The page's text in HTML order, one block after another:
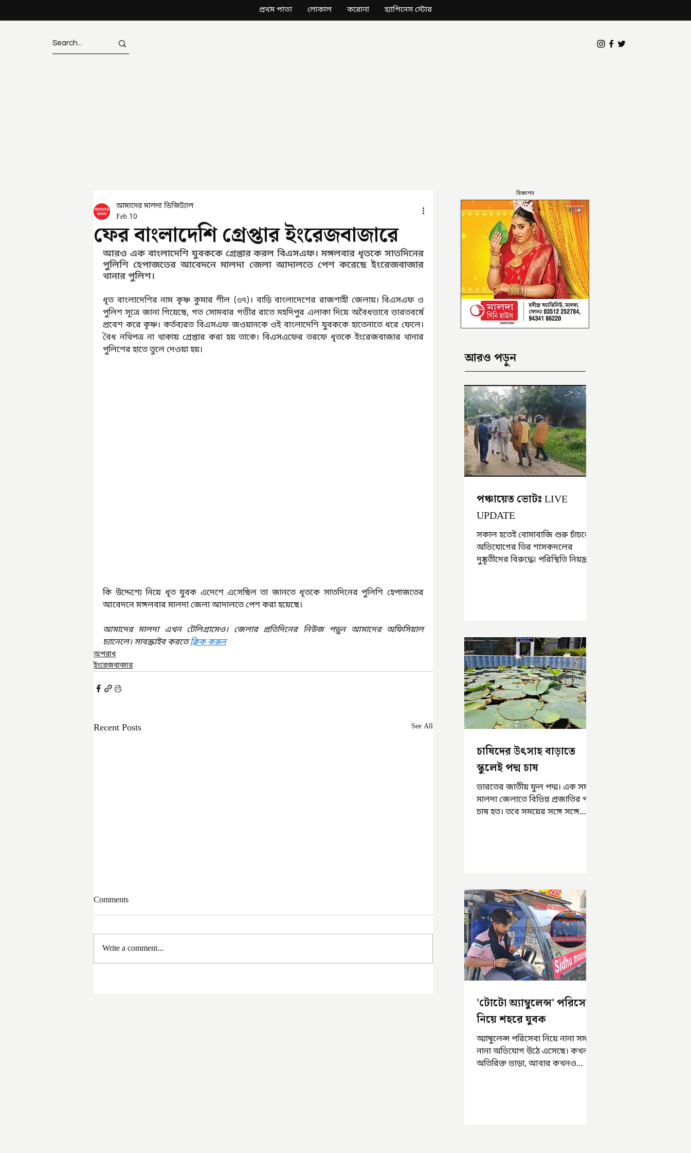
প্রথম পাতা লোকাল করোনা হ্যাপিনেস স্টোর
ফের বাংলাদেশি গ্রেপ্তার ইংরেজবাজারে
আমাদের মালদা ডিজিট্যাল
Feb 10
আরও এক বাংলাদেশি যুবককে গ্রেপ্তার করল বিএসএফ। মঙ্গলবার ধৃতকে সাতদিনের
পুলিশি হেপাজতের আবেদনে মালদা জেলা আদালতে পেশ করেছে ইংরেজবাজার
থানার পুলিশ।
ধৃত বাংলাদেশির নাম কৃষ্ণ কুমার শীল (৩৭)। বাড়ি বাংলাদেশের রাজশাহী জেলায়। বিএসএফ ও
পুলিশ সূত্রে জানা গিয়েছে, গত সোমবার গভীর রাতে মহদিপুর এলাকা দিয়ে অবৈধভাবে ভারতবর্ষে
প্রবেশ করে কৃষ্ণ। কর্তব্যরত বিএসএফ জওয়ানকে ওই বাংলাদেশি যুবককে হাতেনাতে ধরে ফেলে।
বৈধ নথিপত্র না থাকায় গ্রেপ্তার করা হয় তাকে। বিএসএফের তরফে ধৃতকে ইংরেজবাজার থানার
পুলিশের হাতে তুলে দেওয়া হয়।
কি উদ্দেশ্যে নিয়ে ধৃত যুবক এদেশে এসেছিল তা জানতে ধৃতকে সাতদিনের পুলিশি হেপাজতের
আবেদনে মঙ্গলবার মালদা জেলা আদালতে পেশ করা হয়েছে।
আমাদের মালদা এখন টেলিগ্রামেও। জেলার প্রতিদিনের নিউজ পড়ুন আমাদের অফিসিয়াল
চ্যানেলে। সাবস্ক্রাইব করতে ক্লিক করুন
অপরাধ
ইংরেজবাজার
Recent Posts See All
Comments
Write a comment...
বিজ্ঞাপন
আরও পড়ুন
পঞ্চায়েত ভোটঃ LIVE
UPDATE
সকাল হতেই বোমাবাজি শুরু চাঁচলে৷
অভিযোগের তির শাসকদলের
দুষ্কৃতীদের বিরুদ্ধে৷ পরিস্থিতি নিয়ন্ত্রণে
চাষিদের উৎসাহ বাড়াতে
স্কুলেই পদ্ম চাষ
ভারতের জাতীয় ফুল পদ্ম। এক সময়
মালদা জেলাতে বিভিন্ন প্রজাতির পদ্ম
চাষ হত। তবে সময়ের সঙ্গে সঙ্গে
'টোটো অ্যাম্বুলেন্স' পরিসেবা
নিয়ে শহরে যুবক
অ্যাম্বুলেন্স পরিসেবা নিয়ে নানা সময়
নানা অভিযোগ উঠে এসেছে। কখনও
অতিরিক্ত ভাড়া, আবার কখনও